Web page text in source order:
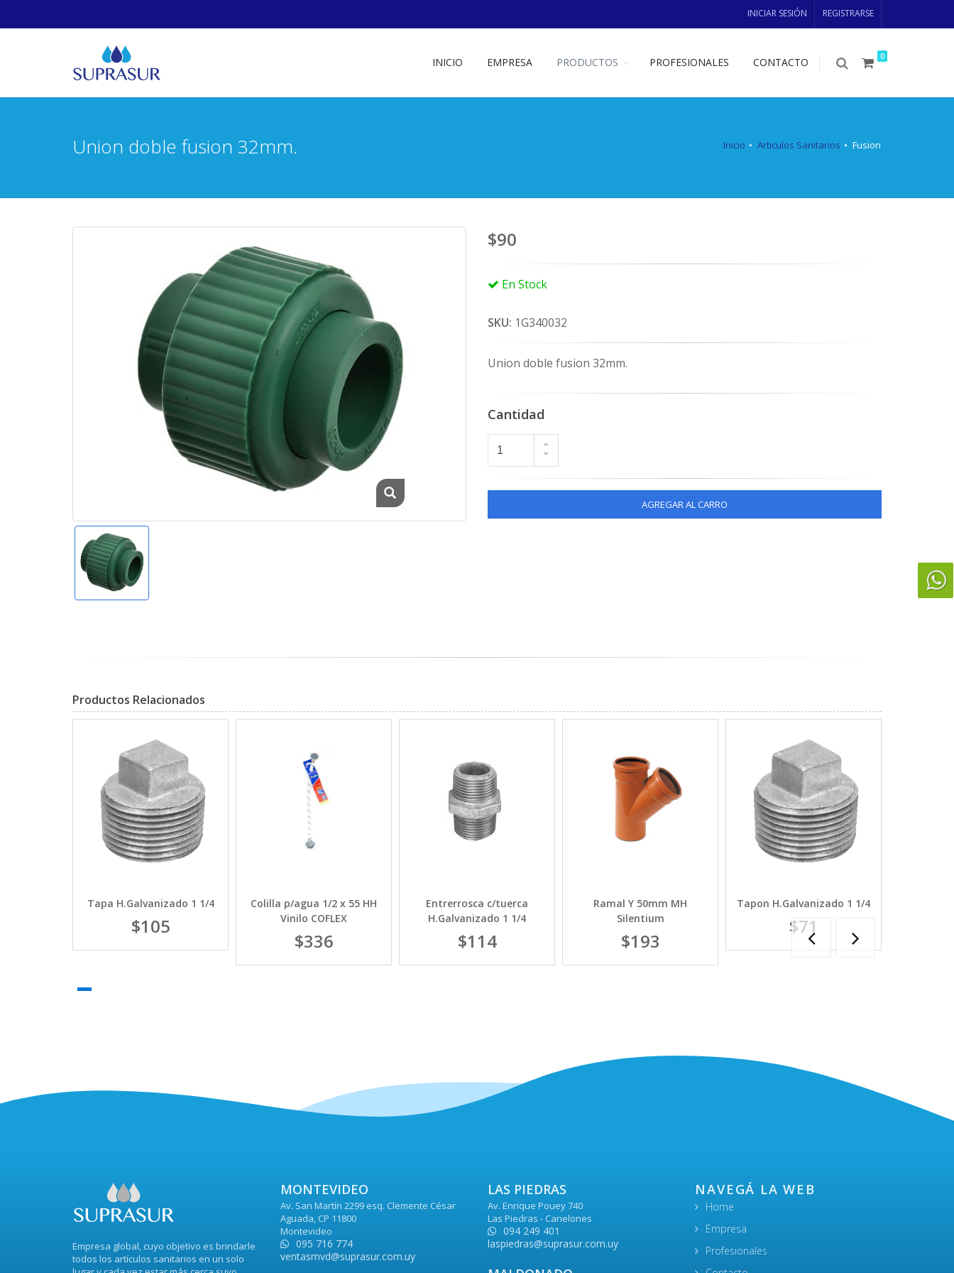
INICIAR SESIÓN REGISTRARSE
0
INICIO EMPRESA PRODUCTOS PROFESIONALES CONTACTO
Union doble fusion 32mm. Inicio Articulos Sanitarios Fusion
$90
En Stock
SKU: 1G340032
Union doble fusion 32mm.
Cantidad
AGREGAR AL CARRO
Productos Relacionados
Tapa H.Galvanizado 1 1/4
$105
Colilla p/agua 1/2 x 55 HH
Vinilo COFLEX
$336
Entrerrosca c/tuerca
H.Galvanizado 1 1/4
$114
Ramal Y 50mm MH
Silentium
$193
Tapon H.Galvanizado 1 1/4
$71
Empresa global, cuyo objetivo es brindarle
todos los artículos sanitarios en un solo
MONTEVIDEO
Av. San Martín 2299 esq. Clemente César
Aguada, CP 11800
Montevideo
095 716 774
ventasmvd@suprasur.com.uy
LAS PIEDRAS
Av. Enrique Pouey 740
Las Piedras - Canelones
094 249 401
laspiedras@suprasur.com.uy
NAVEGÁ LA WEB
Home
Empresa
Profesionales